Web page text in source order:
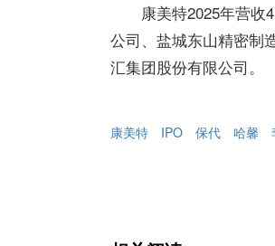
康美特2025年营收
公司、盐城东山精密制
汇集团股份有限公司。
康美特 IPO 保代 哈馨